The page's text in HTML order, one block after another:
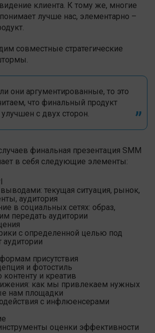
клиента. К тому же, многие
лучше нас, элементарно –
совместные стратегические
они аргументированные, то это
что финальный продукт
с двух сторон.
финальная презентация SMM
в себя следующие элементы:
текущая ситуация, рынок,
аудитория
в социальных сетях: образ,
передать аудитории
с определенной целью под
присутствия
и фотостиль
и креатив
как мы привлекаем нужных
нам площадки
с инфлюенсерами
оценки эффективности